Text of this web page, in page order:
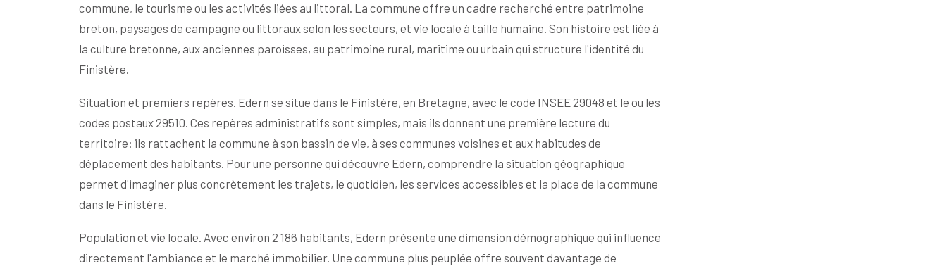
commune, le tourisme ou les activités liées au littoral. La commune offre un cadre recherché entre patrimoine
breton, paysages de campagne ou littoraux selon les secteurs, et vie locale à taille humaine. Son histoire est liée à
la culture bretonne, aux anciennes paroisses, au patrimoine rural, maritime ou urbain qui structure l'identité du
Finistère.
Situation et premiers repères. Edern se situe dans le Finistère, en Bretagne, avec le code INSEE 29048 et le ou les
codes postaux 29510. Ces repères administratifs sont simples, mais ils donnent une première lecture du
territoire: ils rattachent la commune à son bassin de vie, à ses communes voisines et aux habitudes de
déplacement des habitants. Pour une personne qui découvre Edern, comprendre la situation géographique
permet d'imaginer plus concrètement les trajets, le quotidien, les services accessibles et la place de la commune
dans le Finistère.
Population et vie locale. Avec environ 2 186 habitants, Edern présente une dimension démographique qui influence
directement l'ambiance et le marché immobilier. Une commune plus peuplée offre souvent davantage de